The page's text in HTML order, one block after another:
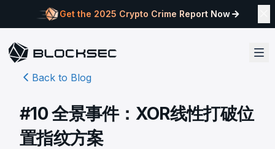
Get the 2025 Crypto Crime Report Now
Back to Blog
#10 全景事件：XOR线性打破位
置指纹方案